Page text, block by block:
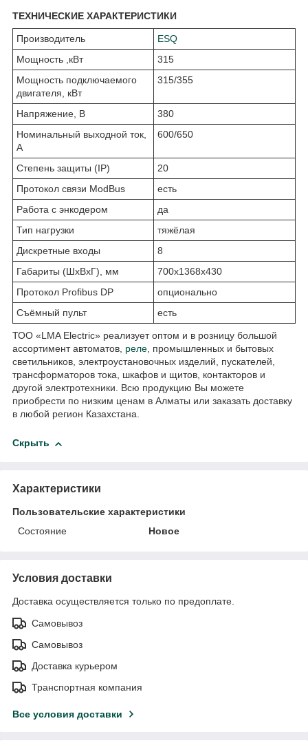
ТЕХНИЧЕСКИЕ ХАРАКТЕРИСТИКИ
Производитель
ESQ
Мощность ,кВт
315
Мощность подключаемого
двигателя, кВт
315/355
Напряжение, В
380
Номинальный выходной ток,
А
600/650
Степень защиты (IP)
20
Протокол связи ModBus
есть
Работа с энкодером
да
Тип нагрузки
тяжёлая
Дискретные входы
8
Габариты (ШхВхГ), мм
700x1368x430
Протокол Profibus DP
опционально
Съёмный пульт
есть
ТОО «LMA Electric» реализует оптом и в розницу большой
ассортимент автоматов, реле, промышленных и бытовых
светильников, электроустановочных изделий, пускателей,
трансформаторов тока, шкафов и щитов, контакторов и
другой электротехники. Всю продукцию Вы можете
приобрести по низким ценам в Алматы или заказать доставку
в любой регион Казахстана.
Скрыть
Характеристики
Пользовательские характеристики
Состояние
Новое
Условия доставки
Доставка осуществляется только по предоплате.
Самовывоз
Самовывоз
Доставка курьером
Транспортная компания
Все условия доставки